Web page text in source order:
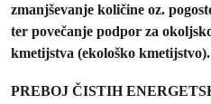
zmanjševanje količine oz.
ter povečanje podpor za
kmetijstva (ekološko kmetijstvo).
PREBOJ ČISTIH